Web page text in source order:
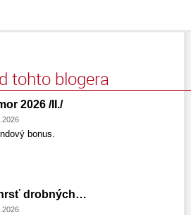
tohto blogera
2026 /II./
bonus.
drobných…